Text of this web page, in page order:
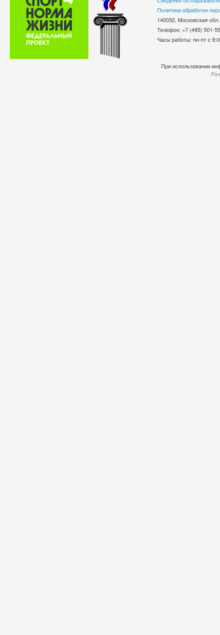
Политика обработки
140032, Московская
Телефон: +7 (495)
Часы работы: пн-пт с
При использовании